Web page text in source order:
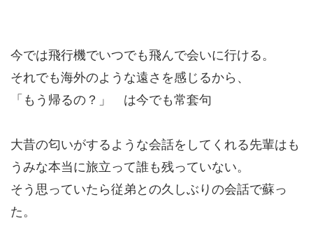
今では飛行機でいつでも飛んで会いに行ける。
それでも海外のような遠さを感じるから、
「もう帰るの？」 は今でも常套句
大昔の匂いがするような会話をしてくれる先輩はも
うみな本当に旅立って誰も残っていない。
そう思っていたら従弟との久しぶりの会話で蘇っ
た。